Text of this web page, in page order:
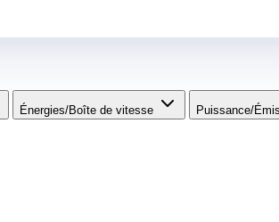
Énergies/Boîte de vitesse​ Puissance/